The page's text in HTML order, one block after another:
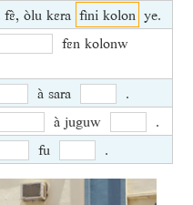
òlu kɛra fìni kolon ye.
fɛn kolonw
à sara
.
à juguw
.
fu .